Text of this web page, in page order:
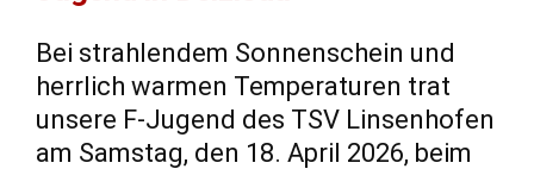
​Bei strahlendem Sonnenschein und
herrlich warmen Temperaturen trat
unsere F-Jugend des TSV Linsenhofen
am Samstag, den 18. April 2026, beim